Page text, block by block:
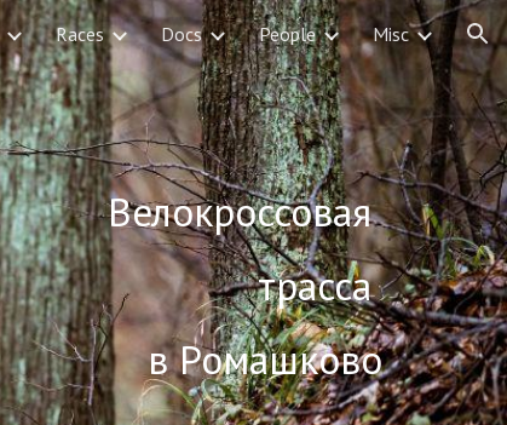
Races Docs People Misc
Велокроссовая
трасса
в Ромашково